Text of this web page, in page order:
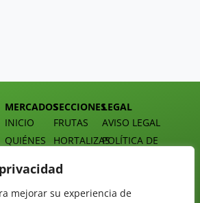
mejorar su experiencia de
MERCADOS
INICIO
QUIÉNES
DOSSIER
TARIFAS
SECCIONES
FRUTAS
HORTALIZAS
MERCADOS
ALIMENTACIÓN
LEGAL
AVISO LEGAL
POLÍTICA DE